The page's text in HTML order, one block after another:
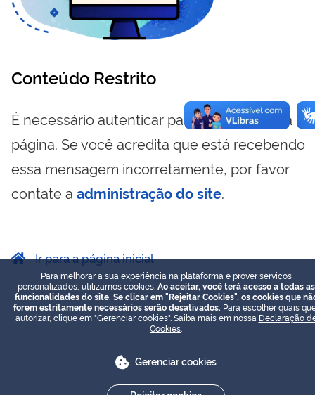
Conteúdo Restrito
É necessário autenticar para visualizar essa
página. Se você acredita que está recebendo
essa mensagem incorretamente, por favor
contate a administração do site.
Ir para a página inicial
Para melhorar a sua experiência na plataforma e prover serviços
personalizados, utilizamos cookies. Ao aceitar, você terá acesso a todas as
funcionalidades do site. Se clicar em "Rejeitar Cookies", os cookies que
forem estritamente necessários serão desativados. Para escolher quais
autorizar, clique em "Gerenciar cookies". Saiba mais em nossa Declaração
Cookies
Gerenciar cookies